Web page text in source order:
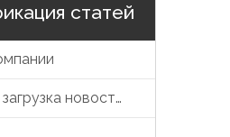
статей
Контейнер загрузка новостей